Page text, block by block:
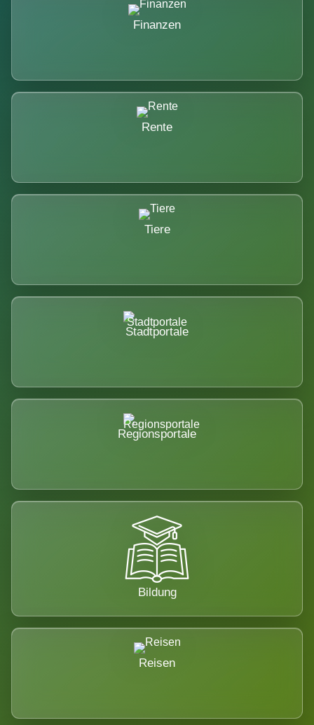
Finanzen
Rente
Tiere
Stadtportale
Regionsportale
Bildung
Reisen